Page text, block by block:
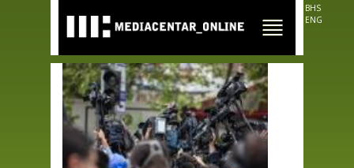
main
content
BHS
ENG